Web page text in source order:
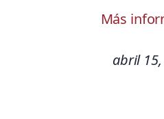
Más
abril